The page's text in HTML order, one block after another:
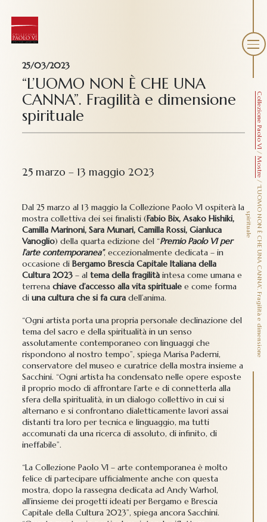
Collezione Paolo VI
/
Mostre
/
“
L
’U
O
M
O
N
O
N
È
C
H
E
U
N
A
C
A
N
N
A
”
.
F
r
a
g
i
l
i
t
à
e
d
i
m
e
n
s
i
o
n
e
sp
i
r
i
t
u
a
l
e
25/03/2023
“L’UOMO NON È CHE UNA
CANNA”. Fragilità e dimensione
spirituale
25 marzo – 13 maggio 2023
Dal 25 marzo al 13 maggio la Collezione Paolo VI ospiterà la
mostra collettiva dei sei finalisti (Fabio Bix, Asako Hishiki,
Camilla Marinoni, Sara Munari, Camilla Rossi, Gianluca
Vanoglio) della quarta edizione del “Premio Paolo VI per
l’arte contemporanea”, eccezionalmente dedicata – in
occasione diBergamo Brescia Capitale Italiana della
Cultura 2023 – altema della fragilità intesa come umana e
terrenachiave d’accesso alla vita spirituale e come forma
diuna cultura che si fa cura dell’anima.
“Ogni artista porta una propria personale declinazione del
tema del sacro e della spiritualità in un senso
assolutamente contemporaneo con linguaggi che
rispondono al nostro tempo”, spiega Marisa Paderni,
conservatore del museo e curatrice della mostra insieme a
Sacchini. “Ogni artista ha condensato nelle opere esposte
il proprio modo di affrontare l’arte e di connetterla alla
sfera della spiritualità, in un dialogo collettivo in cui si
alternano e si confrontano dialetticamente lavori assai
distanti tra loro per tecnica e linguaggio, ma tutti
accomunati da una ricerca di assoluto, di infinito, di
ineffabile”.
“La Collezione Paolo VI – arte contemporanea è molto
felice di partecipare ufficialmente anche con questa
mostra, dopo la rassegna dedicata ad Andy Warhol,
all’insieme dei progetti ideati per Bergamo e Brescia
Capitale della Cultura 2023”, spiega ancora Sacchini.